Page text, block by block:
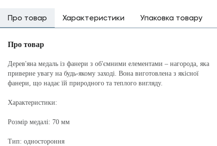
Про товар Характеристики Упаковка товару
Про товар
Дерев'яна медаль із фанери з об'ємними елементами – нагорода, яка
приверне увагу на будь-якому заході. Вона виготовлена з якісної
фанери, що надає їй природного та теплого вигляду.
Характеристики:
Розмір медалі: 70 мм
Тип: одностороння